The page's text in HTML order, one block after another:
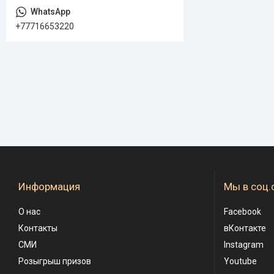
+77716653220
Информация
О нас
Контакты
СМИ
Розыгрыш призов
Мы в
Facebook
вКонтакте
Instagram
Youtube